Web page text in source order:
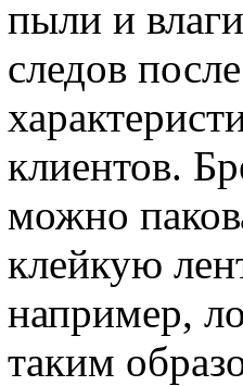
пыли и
следов
клиентов.
можно
клейкую
например,
таким